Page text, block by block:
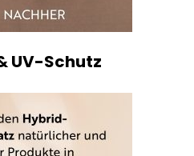
UV-Schutz